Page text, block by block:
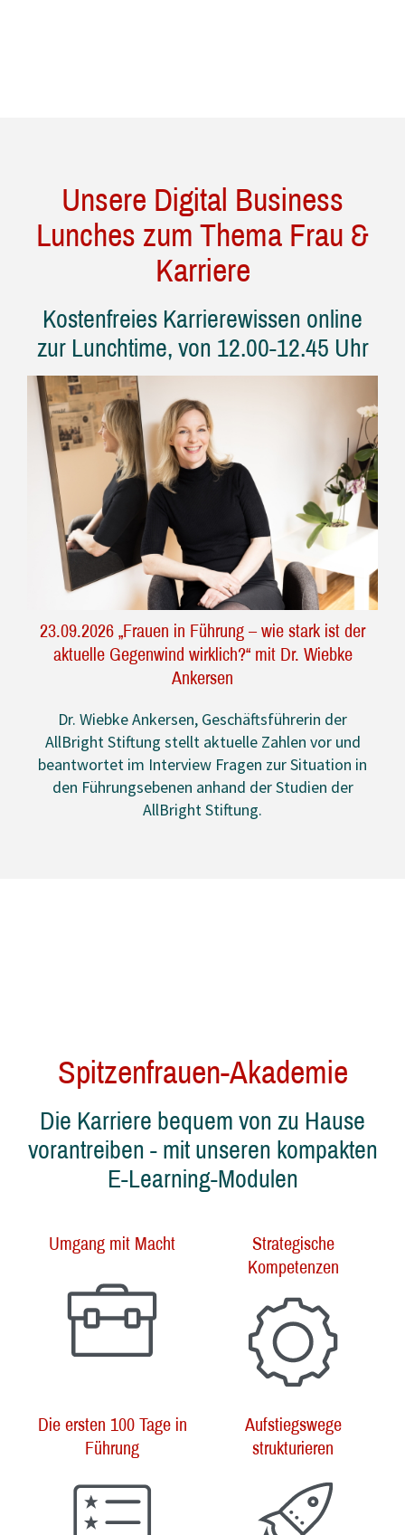
Stefanie Münz
Vela Rindle
Unsere Digital Business
Lunches zum Thema Frau &
Karriere
Kostenfreies Karrierewissen online
zur Lunchtime, von 12.00-12.45 Uhr
23.09.2026 „Frauen in Führung – wie stark ist der
aktuelle Gegenwind wirklich?“ mit Dr. Wiebke
Ankersen
Dr. Wiebke Ankersen, Geschäftsführerin der
AllBright Stiftung stellt aktuelle Zahlen vor und
beantwortet im Interview Fragen zur Situation in
den Führungsebenen anhand der Studien der
AllBright Stiftung.
Spitzenfrauen-Akademie
Die Karriere bequem von zu Hause
vorantreiben - mit unseren kompakten
E-Learning-Modulen
Umgang mit Macht
Strategische
Kompetenzen
Die ersten 100 Tage in
Führung
Aufstiegswege
strukturieren